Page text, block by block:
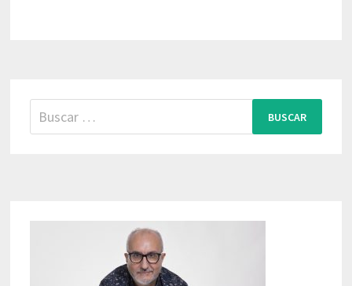
Buscar: